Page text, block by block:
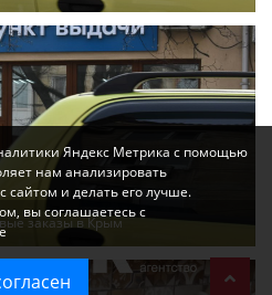
заказы в Крым
Яндекс Метрика с помощью
нам анализировать
сайтом и делать его лучше.
вы соглашаетесь с